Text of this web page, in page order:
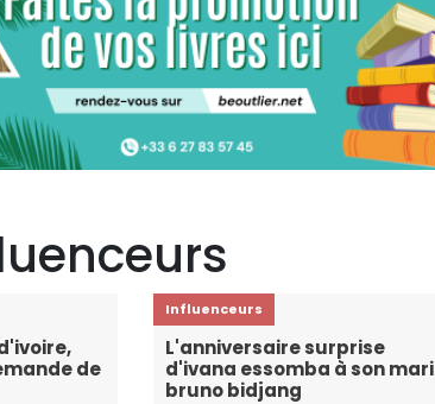
de
Influenceurs
L'anniversaire surprise
d'ivana essomba à son mari
bruno bidjang